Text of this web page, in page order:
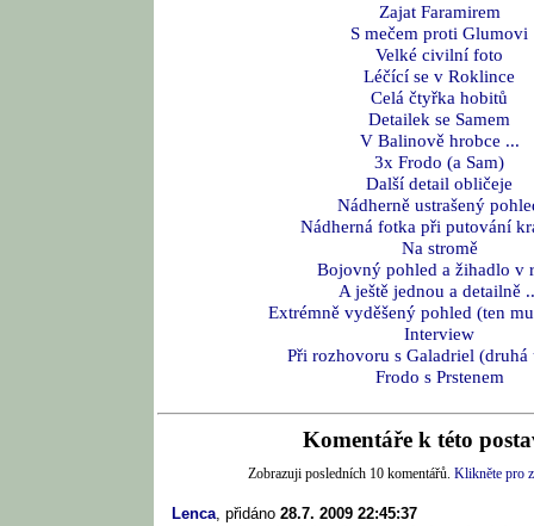
Zajat Faramirem
S mečem proti Glumovi
Velké civilní foto
Léčící se v Roklince
Celá čtyřka hobitů
Detailek se Samem
V Balinově hrobce ...
3x Frodo (a Sam)
Další detail obličeje
Nádherně ustrašený
Nádherná fotka při putování
Na stromě
Bojovný pohled a žihadlo v
A ještě jednou a detailně
Extrémně vyděšený pohled (ten
Interview
Při rozhovoru s Galadriel (druhá
Frodo s Prstenem
Komentáře k této
Zobrazuji posledních 10 komentářů. Klikněte pro
Lenca, přidáno 28.7. 2009 22:45:37